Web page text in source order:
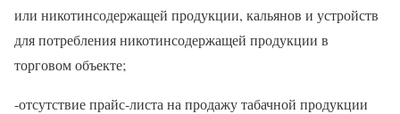
или никотинсодержащей продукции, кальянов и устройств
для потребления никотинсодержащей продукции в
торговом объекте;
-отсутствие прайс-листа на продажу табачной продукции